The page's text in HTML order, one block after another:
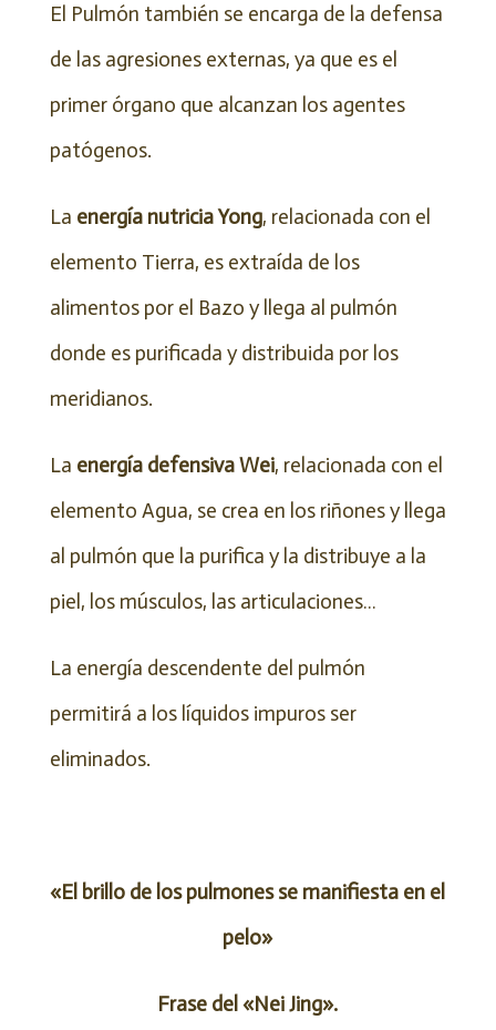
El Pulmón también se encarga de la defensa
de las agresiones externas, ya que es el
primer órgano que alcanzan los agentes
patógenos.
La energía nutricia Yong, relacionada con el
elemento Tierra, es extraída de los
alimentos por el Bazo y llega al pulmón
donde es purificada y distribuida por los
meridianos.
La energía defensiva Wei, relacionada con el
elemento Agua, se crea en los riñones y llega
al pulmón que la purifica y la distribuye a la
piel, los músculos, las articulaciones…
La energía descendente del pulmón
permitirá a los líquidos impuros ser
eliminados.
«El brillo de los pulmones se manifiesta en el
pelo»
Frase del «Nei Jing».